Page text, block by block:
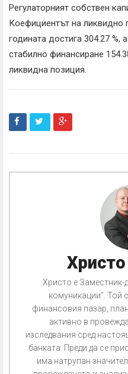
Регулаторният собствен
Коефициентът на ликвидно
годината достига 304.27 %,
стабилно финансиране
ликвидна позиция.
Христо е Заместник-
комуникации”. Той
финансовия пазар,
активно в
изследвания сред
банката. Преди да се
има натрупан